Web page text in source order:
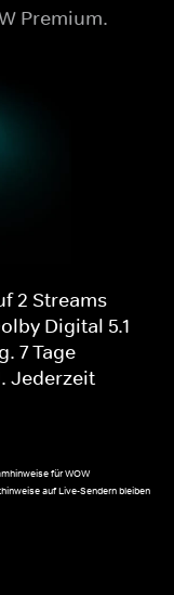
Premium.
2 Streams
Digital 5.1
7 Tage
Jederzeit
für WOW
auf Live-Sendern bleiben